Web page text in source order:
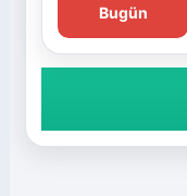
Bugün